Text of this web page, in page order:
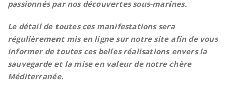
passionnés par nos découvertes sous-marines.
Le détail de toutes ces manifestations sera
régulièrement mis en ligne sur notre site afin de vous
informer de toutes ces belles réalisations envers la
sauvegarde et la mise en valeur de notre chère
Méditerranée.